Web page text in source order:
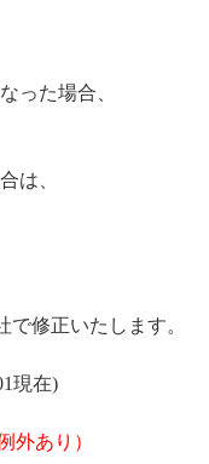
った場合、
は、
修正いたします。
現在)
外あり）